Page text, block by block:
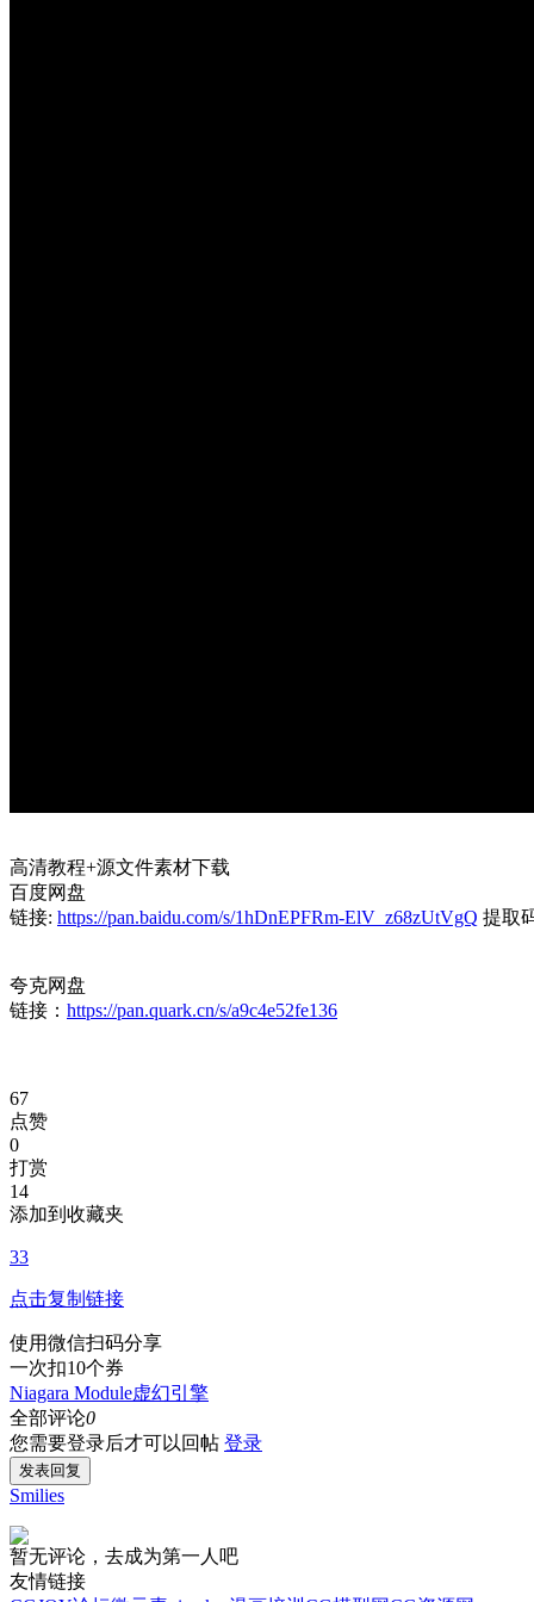
高清教程+源文件素材下载
百度网盘
链接: https://pan.baidu.com/s/1hDnEPFRm-ElV_z68zUtVgQ 提取
夸克网盘
链接： https://pan.quark.cn/s/a9c4e52fe136
67
点赞
0
打赏
14
添加到收藏夹
33
点击复制链接
使用微信扫码分享
一次扣10个券
Niagara Module虚幻引擎
全部评论0
您需要登录后才可以回帖 登录
发表回复
Smilies
暂无评论，去成为第一人吧
友情链接